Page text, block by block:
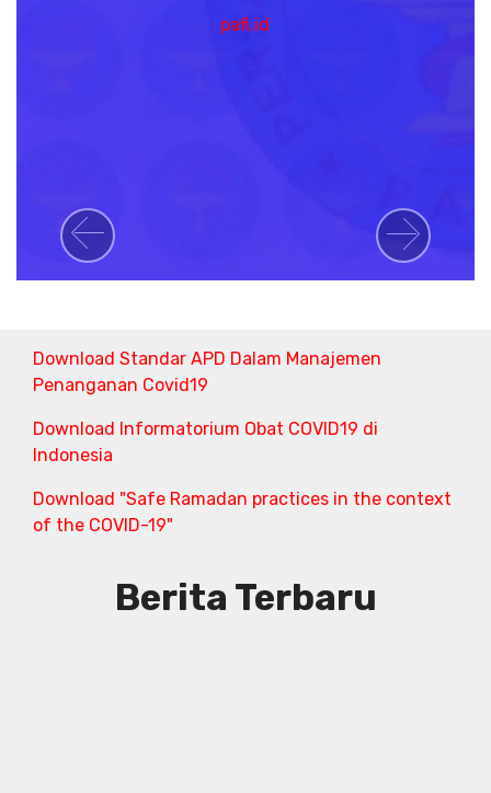
pafi.id
Previous Next
Download Standar APD Dalam Manajemen
Penanganan Covid19
Download Informatorium Obat COVID19 di
Indonesia
Download "Safe Ramadan practices in the context
of the COVID-19"
Berita Terbaru